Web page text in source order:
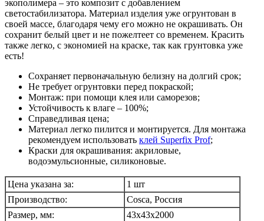
экополимера – это композит с добавлением
светостабилизатора. Материал изделия уже огрунтован в
своей массе, благодаря чему его можно не окрашивать. Он
сохранит белый цвет и не пожелтеет со временем. Красить
также легко, с экономией на краске, так как грунтовка уже
есть!
Сохраняет первоначальную белизну на долгий срок;
Не требует огрунтовки перед покраской;
Монтаж: при помощи клея или саморезов;
Устойчивость к влаге – 100%;
Справедливая цена;
Материал легко пилится и монтируется. Для монтажа
рекомендуем использовать клей Superfix Prof;
Краски для окрашивания: акриловые,
водоэмульсионные, силиконовые.
Цена указана за:
1 шт
Производство:
Cosca, Россия
Размер, мм:
43х43х2000